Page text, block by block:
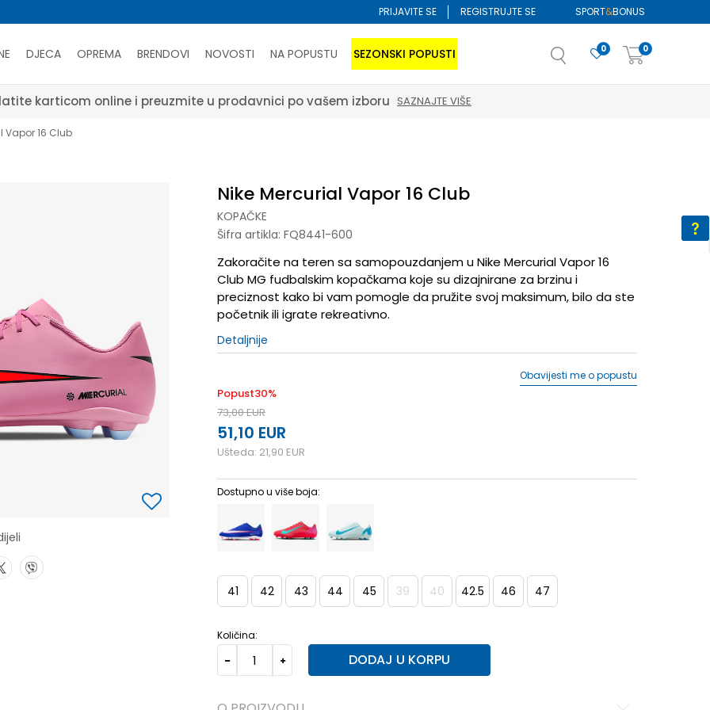
SPORT&BONUS
PRIJAVITE SE REGISTRUJTE SE
DJECA OPREMA BRENDOVI NOVOSTI NA POPUSTU SEZONSKI POPUSTI 0
0
Platite karticom online i preuzmite u prodavnici po vašem izboru SAZNAJTE VIŠE
Vapor 16 Club
Nike Mercurial Vapor 16 Club
KOPAČKE
Šifra artikla: FQ8441-600
Zakoračite na teren sa samopouzdanjem u Nike Mercurial Vapor 16
Club MG fudbalskim kopačkama koje su dizajnirane za brzinu i
preciznost kako bi vam pomogle da pružite svoj maksimum, bilo da ste
početnik ili igrate rekreativno.
Detaljnije
Popust30%
73,00EUR
51,10 EUR
Ušteda: 21,90 EUR
Obavijesti me o popustu
Dostupno u više boja:
41 42 43 44 45 39 40 42.5 46 47
Količina:
DODAJ U KORPU